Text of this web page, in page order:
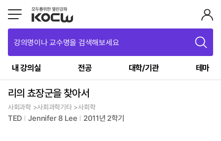
강의명이나 교수명을 검색해보세요
내 강의실 전공 대학/기관 테마
리의 쵸장군을 찾아서
사회과학 >사회과학기타 >사회학
TED Jennifer 8 Lee 2011년 2학기